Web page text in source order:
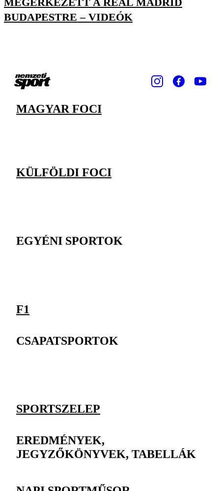
BUDAPESTRE – VIDEÓK
MAGYAR FOCI
KÜLFÖLDI FOCI
EGYÉNI SPORTOK
F1
CSAPATSPORTOK
SPORTSZELEP
EREDMÉNYEK,
JEGYZŐKÖNYVEK, TABELLÁK